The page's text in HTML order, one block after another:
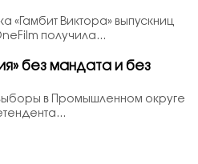
«Гамбит Виктора» выпускниц
получила...
без мандата и без
в Промышленном округе